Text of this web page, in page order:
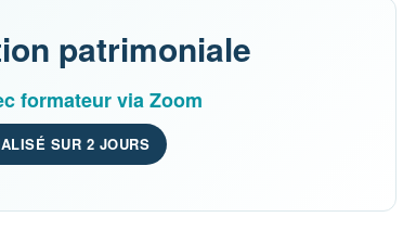
patrimoniale
formateur via Zoom
SUR 2 JOURS